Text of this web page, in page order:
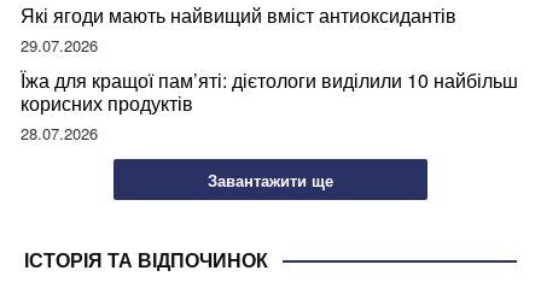
Які ягоди мають найвищий вміст антиоксидантів
29.07.2026
Їжа для кращої пам’яті: дієтологи виділили 10 найбільш
корисних продуктів
28.07.2026
Завантажити ще
ІСТОРІЯ ТА ВІДПОЧИНОК